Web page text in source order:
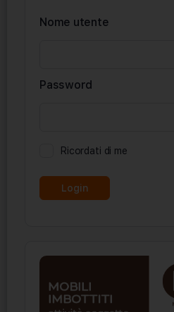
Nome utente
Password
Ricordati di me